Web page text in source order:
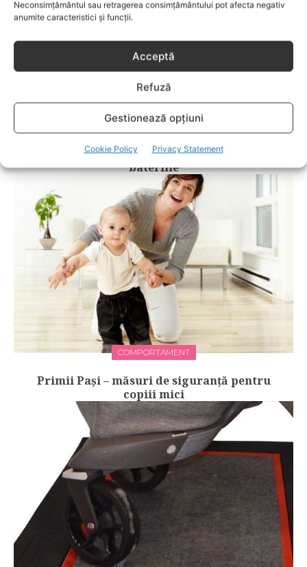
Neconsimțământul sau retragerea consimțământului pot afecta negativ
anumite caracteristici și funcții.
Acceptă
Refuză
Gestionează opțiuni
Cookie Policy Privacy Statement
BEBELUSI
Măsuri de siguranța pentru bebeluși în casă:
bateriile
COMPORTAMENT
Primii Pași – măsuri de siguranță pentru
copiii mici